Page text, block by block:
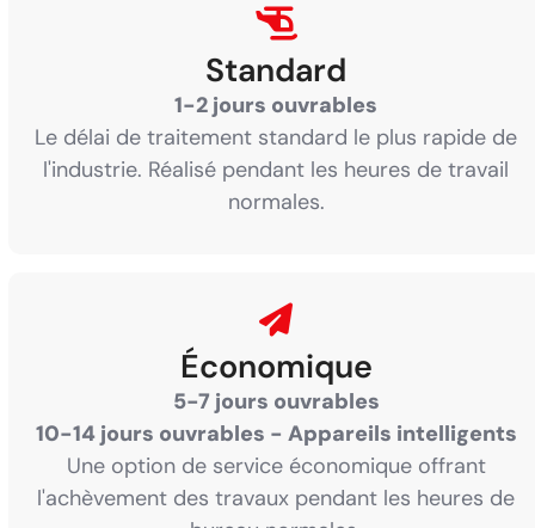
Standard
1-2 jours ouvrables
Le délai de traitement standard le plus rapide de
l'industrie. Réalisé pendant les heures de travail
normales.
Économique
5-7 jours ouvrables
10-14 jours ouvrables - Appareils intelligents
Une option de service économique offrant
l'achèvement des travaux pendant les heures de